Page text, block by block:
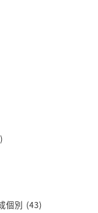
個別 (43)